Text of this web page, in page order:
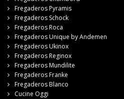
Fregaderos Pyramis
Fregaderos Schock
Fregaderos Roca
Fregaderos Unique by Andemen
Fregaderos Ukinox
Fregaderos Reginox
Fregaderos Mundilite
Fregaderos Franke
Fregaderos Blanco
Cucine Oggi